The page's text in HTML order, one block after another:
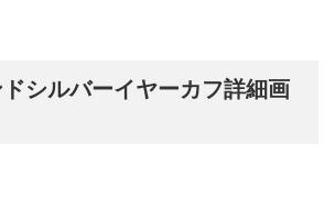
シルバーイヤーカフ詳細画